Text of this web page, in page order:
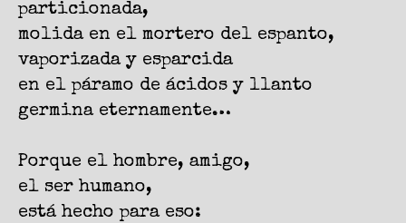
particionada,
molida en el mortero del espanto,
vaporizada y esparcida
en el páramo de ácidos y llanto
germina eternamente…
Porque el hombre, amigo,
el ser humano,
está hecho para eso: